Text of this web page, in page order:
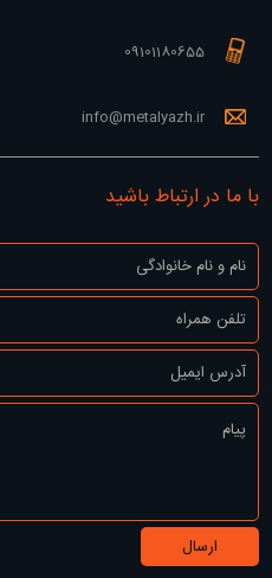
09101180655
info@metalyazh.ir
با ما در ارتباط باشید